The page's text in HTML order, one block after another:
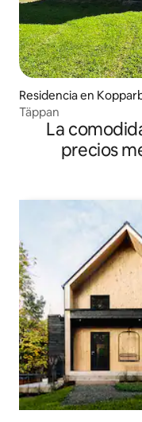
Residencia en
Täppan
La
precios